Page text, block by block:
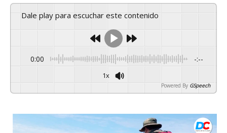
Dale play para escuchar este contenido
0:00 -:--
1x
Powered By GSpeech